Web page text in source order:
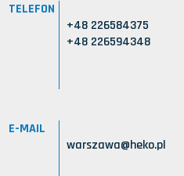
TELEFON
+48 226584375
+48 226594348
E-MAIL
warszawa@heko.pl